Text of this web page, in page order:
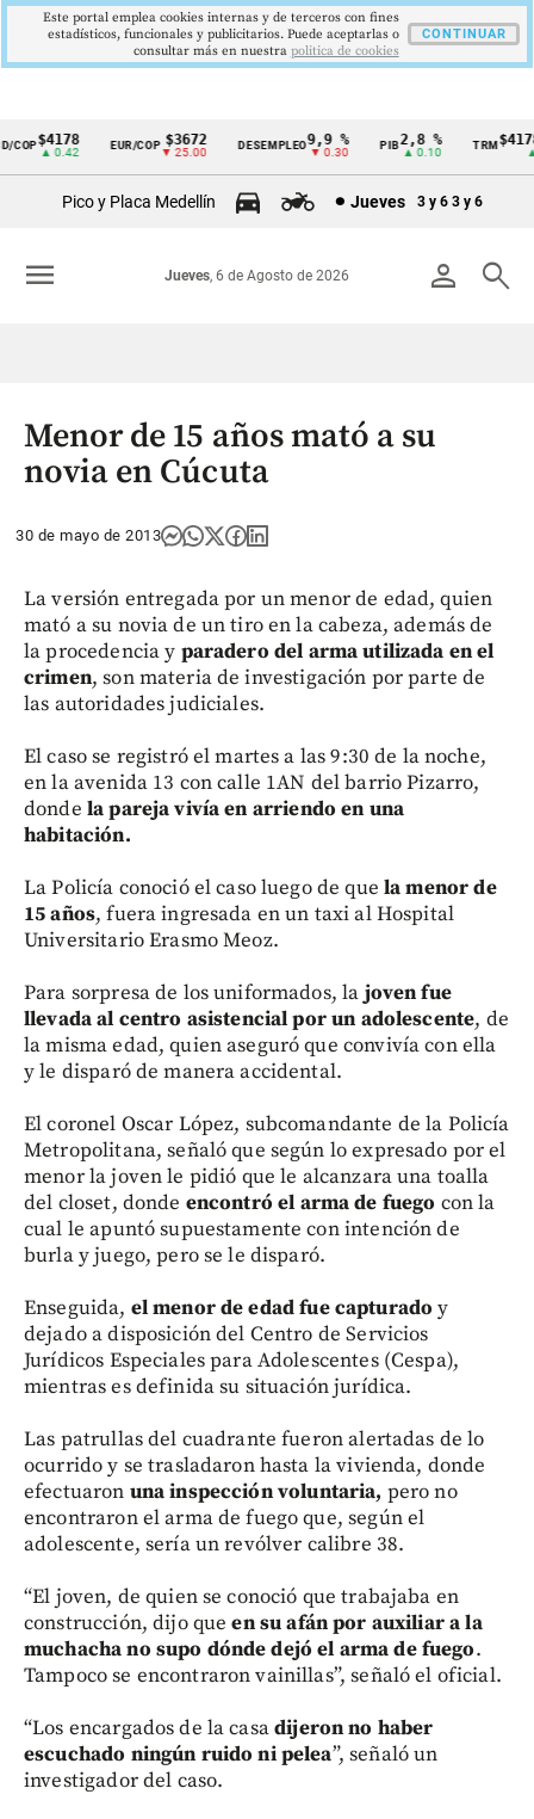
Cintillo
Colombia
$4178
▲ 0.42
EUR/COP $3672
▼ 25.00
DESEMPLEO 9,9 %
▼ 0.30
PIB2,8 %
▲ 0.10
TRM
▲
Pico y Placa Medellín Jueves 3 y 6 3 y 6
person search
Jueves, 6 de Agosto de 2026
menu
Menor de 15 años mató a su
novia en Cúcuta
30 de mayo de 2013
La versión entregada por un menor de edad, quien
mató a su novia de un tiro en la cabeza, además de
la procedencia y paradero del arma utilizada en el
crimen, son materia de investigación por parte de
las autoridades judiciales.
El caso se registró el martes a las 9:30 de la noche,
en la avenida 13 con calle 1AN del barrio Pizarro,
donde la pareja vivía en arriendo en una
habitación.
La Policía conoció el caso luego de que la menor de
15 años, fuera ingresada en un taxi al Hospital
Universitario Erasmo Meoz.
Para sorpresa de los uniformados, la joven fue
llevada al centro asistencial por un adolescente, de
la misma edad, quien aseguró que convivía con ella
y le disparó de manera accidental.
El coronel Oscar López, subcomandante de la Policía
Metropolitana, señaló que según lo expresado por el
menor la joven le pidió que le alcanzara una toalla
del closet, donde encontró el arma de fuego con la
cual le apuntó supuestamente con intención de
burla y juego, pero se le disparó.
Enseguida, el menor de edad fue capturado y
dejado a disposición del Centro de Servicios
Jurídicos Especiales para Adolescentes (Cespa),
mientras es definida su situación jurídica.
Las patrullas del cuadrante fueron alertadas de lo
ocurrido y se trasladaron hasta la vivienda, donde
efectuaron una inspección voluntaria, pero no
encontraron el arma de fuego que, según el
adolescente, sería un revólver calibre 38.
“El joven, de quien se conoció que trabajaba en
construcción, dijo que en su afán por auxiliar a la
muchacha no supo dónde dejó el arma de fuego.
Tampoco se encontraron vainillas”, señaló el oficial.
“Los encargados de la casadijeron no haber
escuchado ningún ruido ni pelea”, señaló un
investigador del caso.
Este portal emplea cookies internas y de terceros con fines
estadísticos, funcionales y publicitarios. Puede aceptarlas o
consultar más en nuestra politica de cookies
CONTINUAR